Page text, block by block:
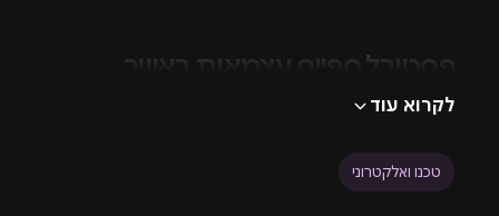
פסטיבל ספייס עצמאות באוויר
הפתוח
בלב ההפקה עומדת האהבה למוזיקה האלקטרונית על כל
לקרוא עוד
טכנו ואלקטרוני